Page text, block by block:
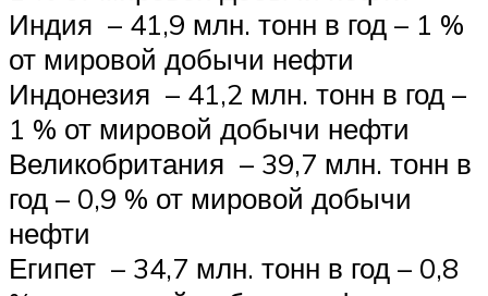
Индия – 41,9 млн. тонн в год – 1 %
от мировой добычи нефти
Индонезия – 41,2 млн. тонн в год –
1 % от мировой добычи нефти
Великобритания – 39,7 млн. тонн в
год – 0,9 % от мировой добычи
нефти
Египет – 34,7 млн. тонн в год – 0,8